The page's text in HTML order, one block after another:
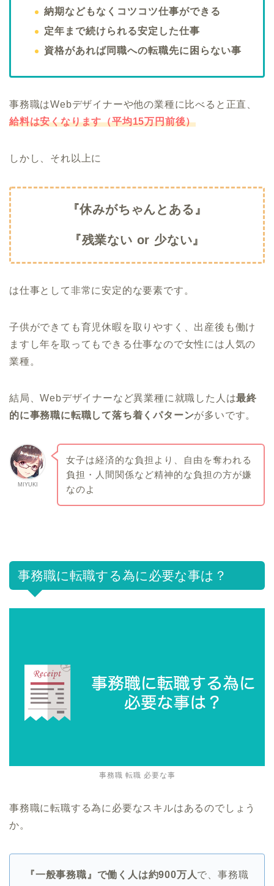
納期などもなくコツコツ仕事ができる
定年まで続けられる安定した仕事
資格があれば同職への転職先に困らない事
事務職はWebデザイナーや他の業種に比べると正直、
給料は安くなります（平均15万円前後）
しかし、それ以上に
『休みがちゃんとある』
『残業ない or 少ない』
は仕事として非常に安定的な要素です。
子供ができても育児休暇を取りやすく、出産後も働け
ますし年を取ってもできる仕事なので女性には人気の
業種。
結局、Webデザイナーなど異業種に就職した人は最終
的に事務職に転職して落ち着くパターンが多いです。
MIYUKI
女子は経済的な負担より、自由を奪われる
負担・人間関係など精神的な負担の方が嫌
なのよ
事務職に転職する為に必要な事は？
事務職 転職 必要な事
事務職に転職する為に必要なスキルはあるのでしょう
か。
『一般事務職』で働く人は約900万人で、事務職